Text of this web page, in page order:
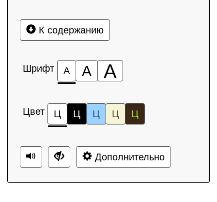
К содержанию
Шрифт А А А
Цвет Ц Ц Ц Ц Ц
Дополнительно